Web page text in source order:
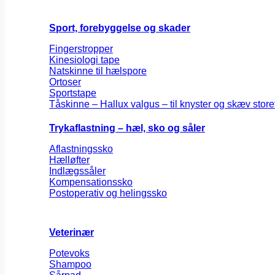
Sport, forebyggelse og skader
Fingerstropper
Kinesiologi tape
Natskinne til hælspore
Ortoser
Sportstape
Tåskinne – Hallux valgus – til knyster og skæv
Trykaflastning – hæl, sko og såler
Aflastningssko
Hælløfter
Indlægssåler
Kompensationssko
Postoperativ og helingssko
Veterinær
Potevoks
Shampoo